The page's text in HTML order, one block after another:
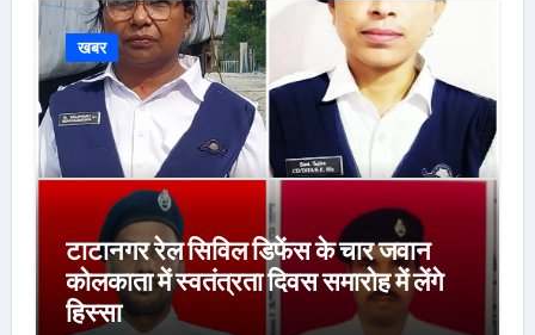
खबर
टाटानगर रेल सिविल डिफेंस के चार जवान
कोलकाता में स्वतंत्रता दिवस समारोह में लेंगे
हिस्सा